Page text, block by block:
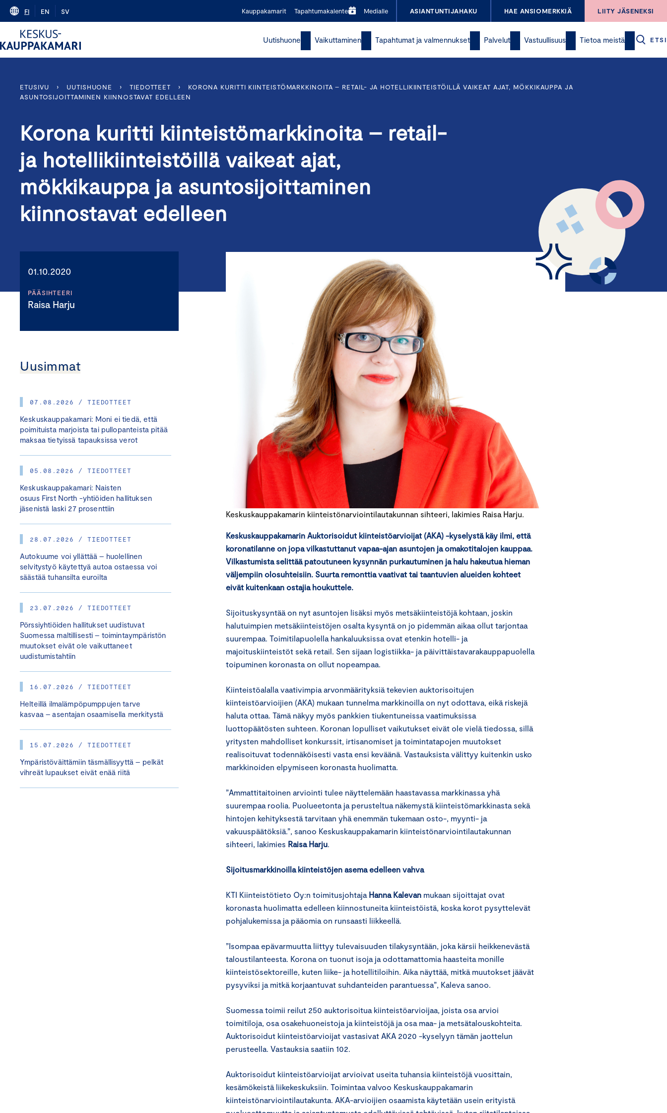
Skip
content
FI EN SV Kauppakamarit Tapahtumakalenteri Medialle ASIANTUNTIJAHAKU HAE ANSIOMERKKIÄ LIITY JÄSENEKSI
Uutishuone Vaikuttaminen Tapahtumat ja valmennukset Palvelut Vastuullisuus Tietoa meistä ETSI
ETUSIVU › UUTISHUONE › TIEDOTTEET ›
KORONA KURITTI KIINTEISTÖMARKKINOITA – RETAIL- JA HOTELLIKIINTEISTÖILLÄ VAIKEAT AJAT, MÖKKIKAUPPA JA
ASUNTOSIJOITTAMINEN KIINNOSTAVAT EDELLEEN
Korona kuritti kiinteistömarkkinoita – retail-
ja hotellikiinteistöillä vaikeat ajat,
mökkikauppa ja asuntosijoittaminen
kiinnostavat edelleen
01.10.2020
PÄÄSIHTEERI
Raisa Harju
Uusimmat
07.08.2026 / TIEDOTTEET
Keskuskauppakamari: Moni ei tiedä, että
poimituista marjoista tai pullopanteista pitää
maksaa tietyissä tapauksissa verot
05.08.2026 / TIEDOTTEET
Keskuskauppakamari: Naisten
osuus First North -yhtiöiden hallituksen
jäsenistä laski 27 prosenttiin
28.07.2026 / TIEDOTTEET
Autokuume voi yllättää – huolellinen
selvitystyö käytettyä autoa ostaessa voi
säästää tuhansilta euroilta
23.07.2026 / TIEDOTTEET
Pörssiyhtiöiden hallitukset uudistuvat
Suomessa maltillisesti – toimintaympäristön
muutokset eivät ole vaikuttaneet
uudistumistahtiin
16.07.2026 / TIEDOTTEET
Helteillä ilmalämpöpumppujen tarve
kasvaa – asentajan osaamisella merkitystä
15.07.2026 / TIEDOTTEET
Ympäristöväittämiin täsmällisyyttä – pelkät
vihreät lupaukset eivät enää riitä
Keskuskauppakamarin kiinteistönarviointilautakunnan sihteeri, lakimies Raisa Harju.
Keskuskauppakamarin Auktorisoidut kiinteistöarvioijat (AKA) -kyselystä käy ilmi, että
koronatilanne on jopa vilkastuttanut vapaa-ajan asuntojen ja omakotitalojen kauppaa.
Vilkastumista selittää patoutuneen kysynnän purkautuminen ja halu hakeutua hieman
väljempiin olosuhteisiin. Suurta remonttia vaativat tai taantuvien alueiden kohteet
eivät kuitenkaan ostajia houkuttele.
Sijoituskysyntää on nyt asuntojen lisäksi myös metsäkiinteistöjä kohtaan, joskin
halutuimpien metsäkiinteistöjen osalta kysyntä on jo pidemmän aikaa ollut tarjontaa
suurempaa. Toimitilapuolella hankaluuksissa ovat etenkin hotelli- ja
majoituskiinteistöt sekä retail. Sen sijaan logistiikka- ja päivittäistavarakauppapuolella
toipuminen koronasta on ollut nopeampaa.
Kiinteistöalalla vaativimpia arvonmäärityksiä tekevien auktorisoitujen
kiinteistöarvioijien (AKA) mukaan tunnelma markkinoilla on nyt odottava, eikä riskejä
haluta ottaa. Tämä näkyy myös pankkien tiukentuneissa vaatimuksissa
luottopäätösten suhteen. Koronan lopulliset vaikutukset eivät ole vielä tiedossa, sillä
yritysten mahdolliset konkurssit, irtisanomiset ja toimintatapojen muutokset
realisoituvat todennäköisesti vasta ensi keväänä. Vastauksista välittyy kuitenkin usko
markkinoiden elpymiseen koronasta huolimatta.
”Ammattitaitoinen arviointi tulee näyttelemään haastavassa markkinassa yhä
suurempaa roolia. Puolueetonta ja perusteltua näkemystä kiinteistömarkkinasta sekä
hintojen kehityksestä tarvitaan yhä enemmän tukemaan osto-, myynti- ja
vakuuspäätöksiä.”, sanoo Keskuskauppakamarin kiinteistönarviointilautakunnan
sihteeri, lakimies Raisa Harju
Sijoitusmarkkinoilla kiinteistöjen asema edelleen vahva
KTI Kiinteistötieto Oy:n toimitusjohtaja Hanna Kalevan mukaan sijoittajat ovat
koronasta huolimatta edelleen kiinnostuneita kiinteistöistä, koska korot pysyttelevät
pohjalukemissa ja pääomia on runsaasti liikkeellä.
”Isompaa epävarmuutta liittyy tulevaisuuden tilakysyntään, joka kärsii heikkenevästä
taloustilanteesta. Korona on tuonut isoja ja odottamattomia haasteita monille
kiinteistösektoreille, kuten liike- ja hotellitiloihin. Aika näyttää, mitkä muutokset jäävät
pysyviksi ja mitkä korjaantuvat suhdanteiden parantuessa”, Kaleva sanoo.
Suomessa toimii reilut 250 auktorisoitua kiinteistöarvioijaa, joista osa arvioi
toimitiloja, osa osakehuoneistoja ja kiinteistöjä ja osa maa- ja metsätalouskohteita.
Auktorisoidut kiinteistöarvioijat vastasivat AKA 2020 -kyselyyn tämän jaottelun
perusteella. Vastauksia saatiin 102.
Auktorisoidut kiinteistöarvioijat arvioivat useita tuhansia kiinteistöjä vuosittain,
kesämökeistä liikekeskuksiin. Toimintaa valvoo Keskuskauppakamarin
kiinteistönarviointilautakunta. AKA-arvioijien osaamista käytetään usein erityistä